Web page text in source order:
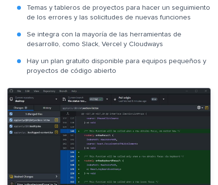
Temas y tableros de proyectos para hacer un seguimiento
de los errores y las solicitudes de nuevas funciones
Se integra con la mayoría de las herramientas de
desarrollo, como Slack, Vercel y Cloudways
Hay un plan gratuito disponible para equipos pequeños y
proyectos de código abierto